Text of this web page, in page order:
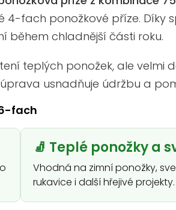
4-fach ponožkové příze.
během chladnější části roku.
teplých ponožek, ale velmi
usnadňuje údržbu a
fach
🧦 Teplé ponožky a
Vhodná na zimní ponožky,
rukavice i další hřejivé projekty.